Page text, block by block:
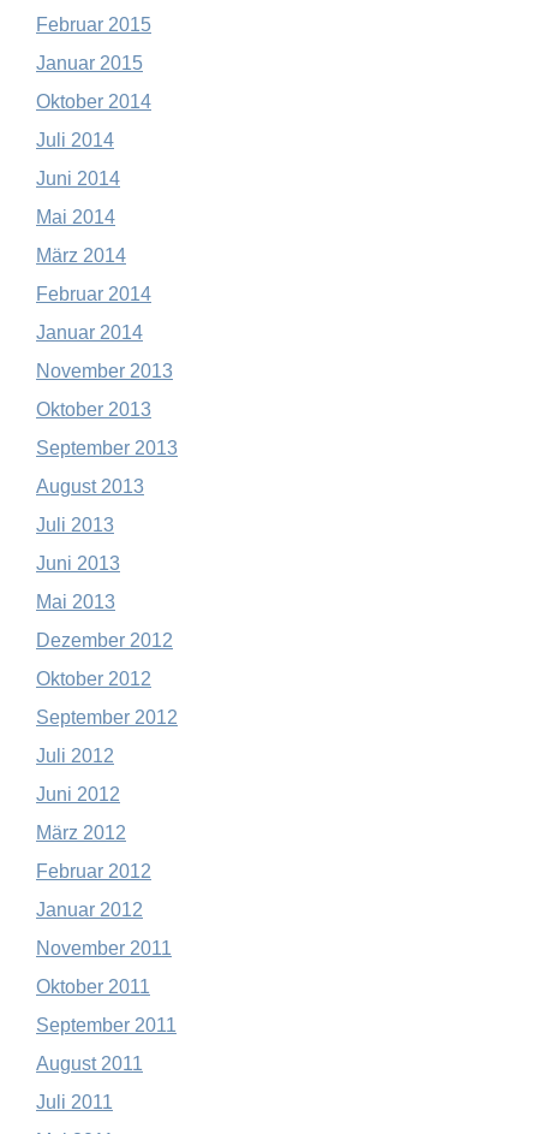
Februar 2015
Januar 2015
Oktober 2014
Juli 2014
Juni 2014
Mai 2014
März 2014
Februar 2014
Januar 2014
November 2013
Oktober 2013
September 2013
August 2013
Juli 2013
Juni 2013
Mai 2013
Dezember 2012
Oktober 2012
September 2012
Juli 2012
Juni 2012
März 2012
Februar 2012
Januar 2012
November 2011
Oktober 2011
September 2011
August 2011
Juli 2011